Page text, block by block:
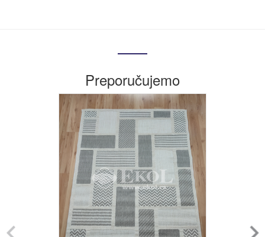
Preporučujemo